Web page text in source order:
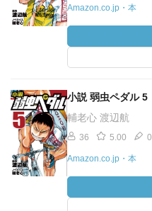
Amazon.co.jp・本
小説 弱虫ペダル 5
輔老心 渡辺航
36 5.00 0
Amazon.co.jp・本